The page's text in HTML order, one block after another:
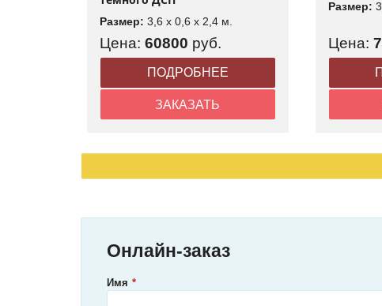
Размер: 3,6 x 0,6 x 2,4 м.
Цена: 60800 руб.
ПОДРОБНЕЕ
ЗАКАЗАТЬ
Размер:
Цена:
Онлайн-заказ
Имя